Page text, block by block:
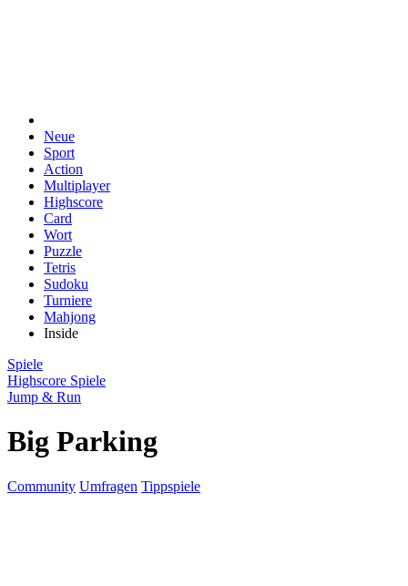
Neue
Sport
Action
Multiplayer
Highscore
Card
Wort
Puzzle
Tetris
Sudoku
Turniere
Mahjong
Inside
Spiele
Highscore Spiele
Jump & Run
Big Parking
Community Umfragen Tippspiele